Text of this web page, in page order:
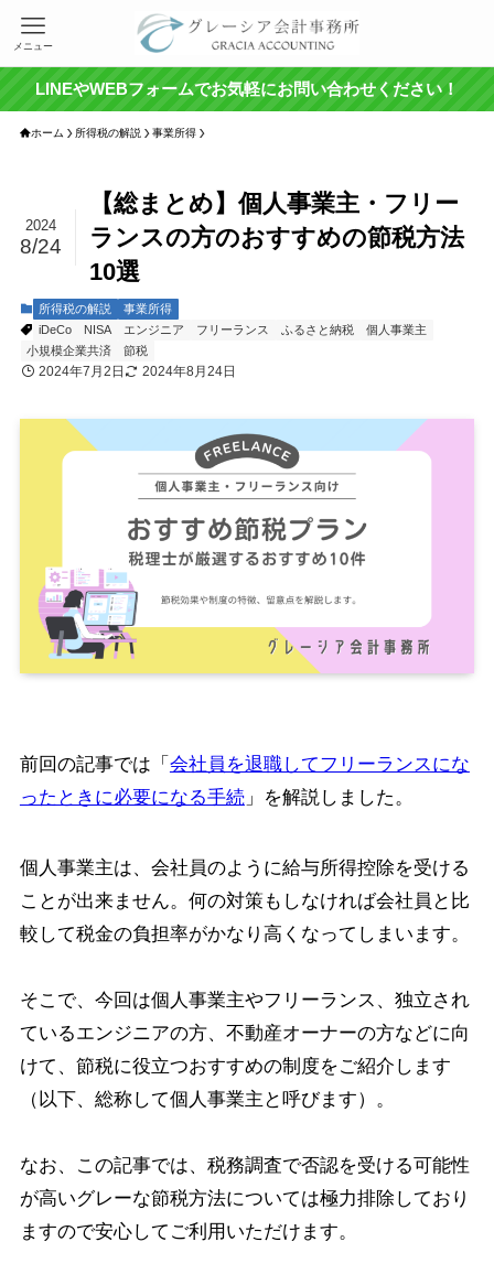
メニュー
LINEやWEBフォームでお気軽にお問い合わせください！
ホーム 所得税の解説 事業所得
【総まとめ】個人事業主・フリー
ランスの方のおすすめの節税方法
10選
2024
8/24
所得税の解説
事業所得
iDeCo
NISA エンジニア フリーランス ふるさと納税
個人事業主
小規模企業共済
節税
2024年7月2日 2024年8月24日
前回の記事では「 会社員を退職してフリーランスにな
ったときに必要になる手続」を解説しました。
個人事業主は、会社員のように給与所得控除を受ける
ことが出来ません。何の対策もしなければ会社員と比
較して税金の負担率がかなり高くなってしまいます。
そこで、今回は個人事業主やフリーランス、独立され
ているエンジニアの方、不動産オーナーの方などに向
けて、節税に役立つおすすめの制度をご紹介します
（以下、総称して個人事業主と呼びます）。
なお、この記事では、税務調査で否認を受ける可能性
が高いグレーな節税方法については極力排除しており
ますので安心してご利用いただけます。